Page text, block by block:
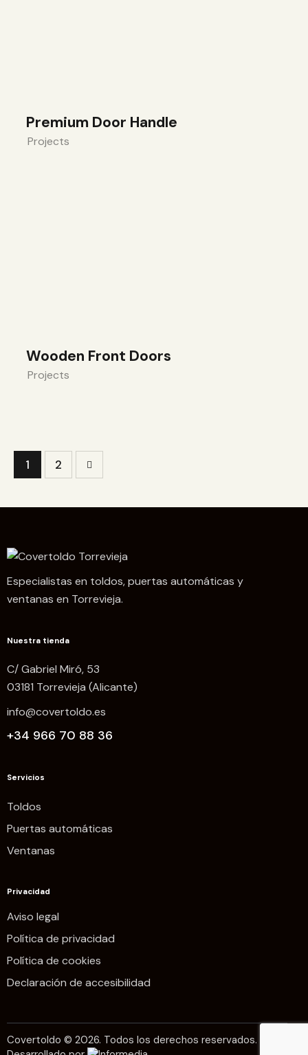
Premium Door Handle
Projects
Wooden Front Doors
Projects
1 2
Especialistas en toldos, puertas automáticas y
ventanas en Torrevieja.
Nuestra tienda
C/ Gabriel Miró, 53
03181 Torrevieja (Alicante)
info@covertoldo.es
+34 966 70 88 36
Servicios
Toldos
Puertas automáticas
Ventanas
Privacidad
Aviso legal
Política de privacidad
Política de cookies
Declaración de accesibilidad
Covertoldo © 2026. Todos los derechos reservados.